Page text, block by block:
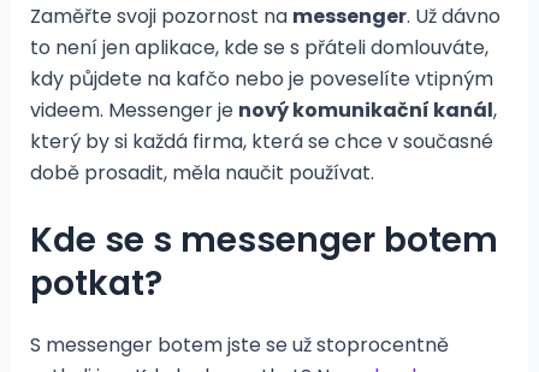
Zaměřte svoji pozornost na messenger. Už dávno
to není jen aplikace, kde se s přáteli domlouváte,
kdy půjdete na kafčo nebo je poveselíte vtipným
videem. Messenger je nový komunikační kanál,
který by si každá firma, která se chce v současné
době prosadit, měla naučit používat.
Kde se s messenger botem
potkat?
S messenger botem jste se už stoprocentně